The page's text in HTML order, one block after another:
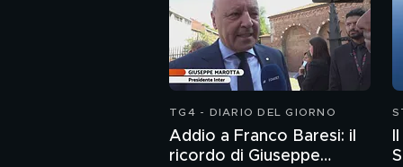
TG4 - DIARIO DEL GIORNO
Addio a Franco Baresi: il
ricordo di Giuseppe